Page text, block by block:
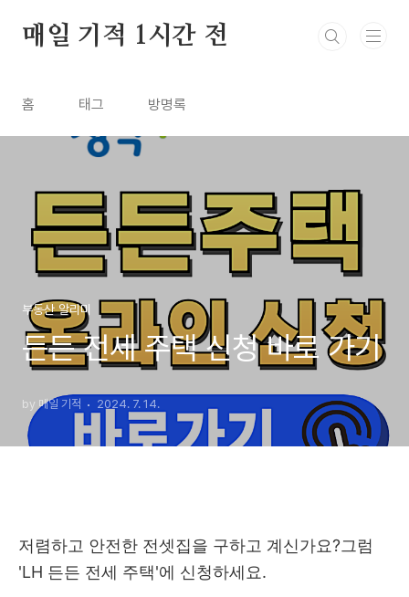
매일 기적 1시간 전
홈 태그 방명록
부동산 알리미
든든 전세 주택 신청 바로 가기
by 매일 기적 2024. 7. 14.
저렴하고 안전한 전셋집을 구하고 계신가요?그럼
'LH 든든 전세 주택'에 신청하세요.